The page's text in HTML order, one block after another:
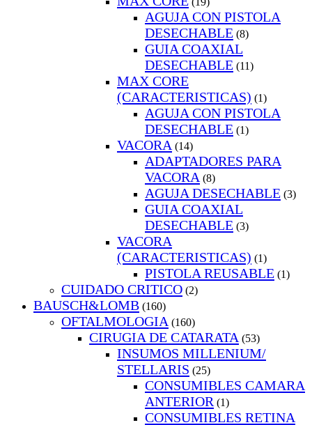
AGUJA CON PISTOLA
DESECHABLE (8)
GUIA COAXIAL
DESECHABLE (11)
MAX CORE
(CARACTERISTICAS) (1)
AGUJA CON PISTOLA
DESECHABLE (1)
VACORA (14)
ADAPTADORES PARA
VACORA (8)
AGUJA DESECHABLE (3)
GUIA COAXIAL
DESECHABLE (3)
VACORA
(CARACTERISTICAS) (1)
PISTOLA REUSABLE (1)
CUIDADO CRITICO (2)
BAUSCH&LOMB (160)
OFTALMOLOGIA (160)
CIRUGIA DE CATARATA (53)
INSUMOS MILLENIUM/
STELLARIS (25)
CONSUMIBLES CAMARA
ANTERIOR (1)
CONSUMIBLES RETINA